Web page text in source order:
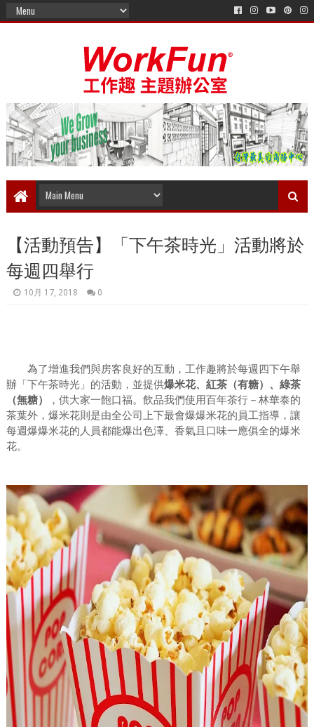
【活動預告】「下午茶時光」活動將於
每週四舉行
10月 17, 2018 0
為了增進我們與房客良好的互動，工作趣將於每週四下午舉
辦「下午茶時光」的活動，並提供爆米花、紅茶（有糖）、綠茶
（無糖）
，供大家一飽口福。 飲品我們使用百年茶行－林華泰的
茶葉外，爆米花則是由全公司上下最會爆爆米花的員工指導，讓
每週爆爆米花的人員都能爆出色澤、香氣且口味一應俱全的爆米
花。